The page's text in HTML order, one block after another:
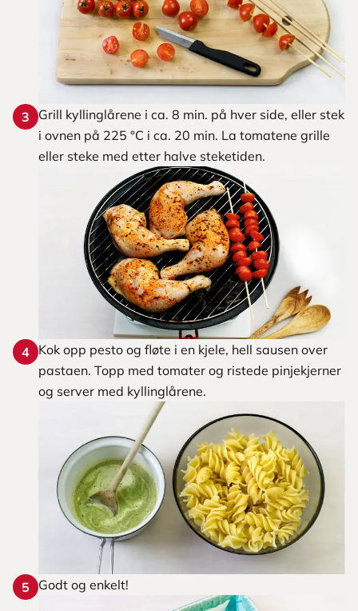
3
Grill kyllinglårene i ca. 8 min. på hver side, eller stek
i ovnen på 225 °C i ca. 20 min. La tomatene grille
eller steke med etter halve steketiden.
4 Kok opp pesto og fløte i en kjele, hell sausen over
pastaen. Topp med tomater og ristede pinjekjerner
og server med kyllinglårene.
5 Godt og enkelt!